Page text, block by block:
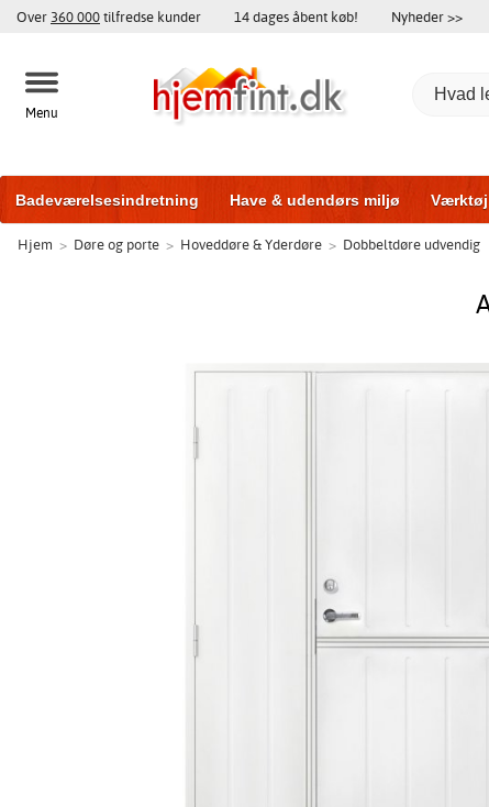
Over 360 000tilfredse kunder 14 dages åbent køb! Nyheder >>
Menu
Badeværelsesindretning Have & udendørs miljø Værktøj
Træningsudstyr Yderdøre Vinduer Garageporte
Hjem > Døre og porte > Hoveddøre & Yderdøre > Dobbeltdøre udvendig